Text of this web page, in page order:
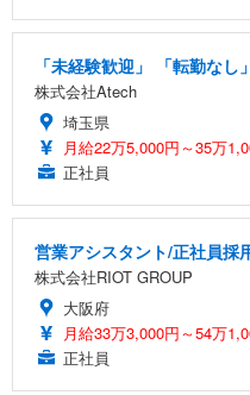
「未経験歓迎」 「転勤な
株式会社Atech
埼玉県
月給22万5,000円～35万
正社員
営業アシスタント/正社員採
株式会社RIOT GROUP
大阪府
月給33万3,000円～54万
正社員